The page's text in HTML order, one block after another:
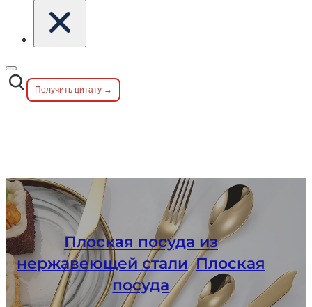
Получить цитату →
Плоская посуда из
нержавеющей стали,Плоская
посуда